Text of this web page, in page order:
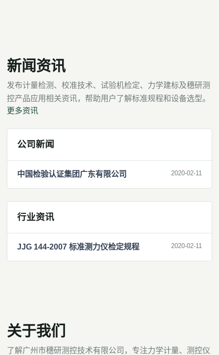
新闻资讯
发布计量检测、校准技术、试验机检定、力学建标及穗研测
控产品应用相关资讯，帮助用户了解标准规程和设备选型。
更多资讯
公司新闻
中国检验认证集团广东有限公司 2020-02-11
行业资讯
JJG 144-2007 标准测力仪检定规程 2020-02-11
关于我们
了解广州市穗研测控技术有限公司，专注力学计量、测控仪